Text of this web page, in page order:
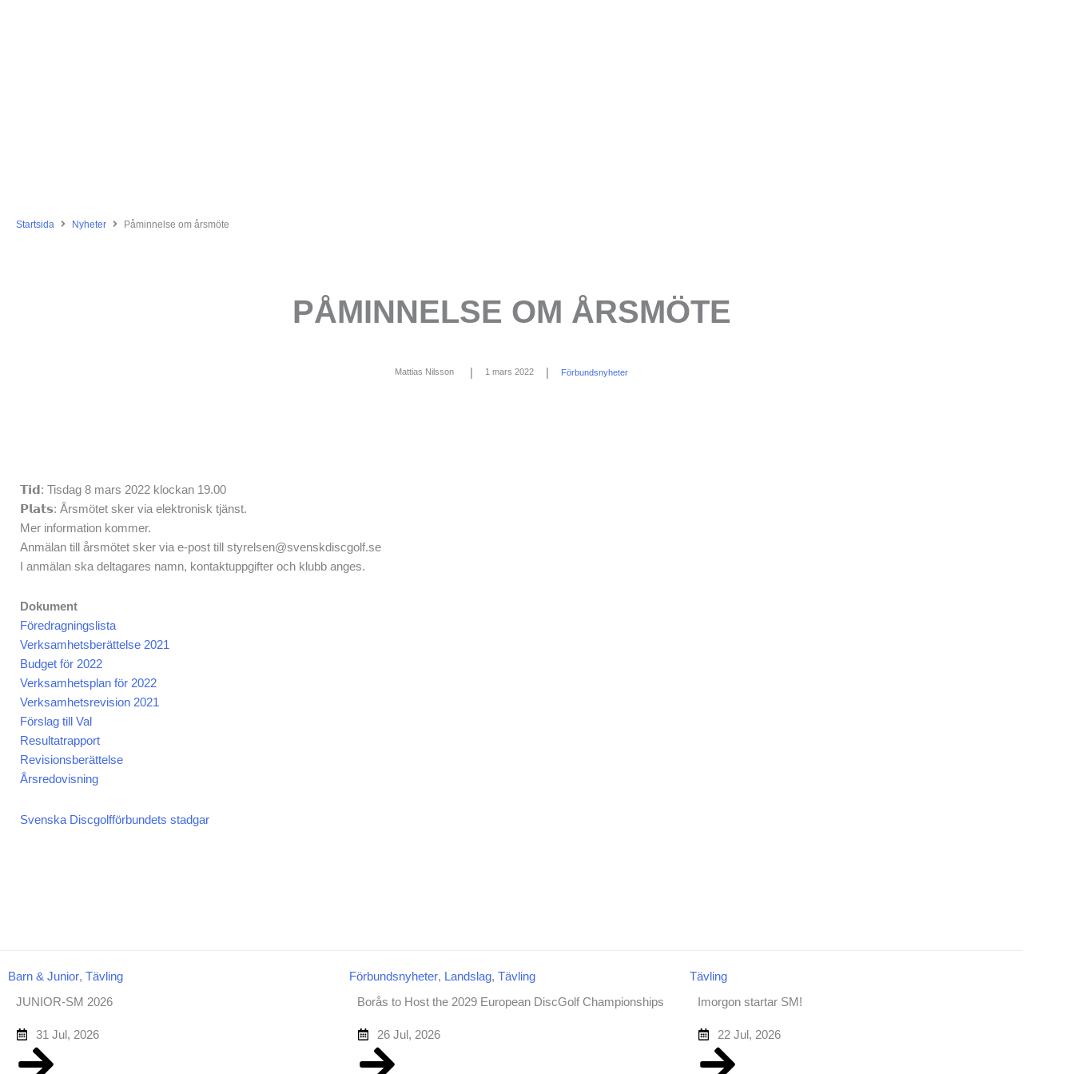
Startsida Nyheter Påminnelse om årsmöte
PÅMINNELSE OM ÅRSMÖTE
Mattias Nilsson | 1 mars 2022 | Förbundsnyheter
𝗧𝗶𝗱: Tisdag 8 mars 2022 klockan 19.00
𝗣𝗹𝗮𝘁𝘀: Årsmötet sker via elektronisk tjänst.
Mer information kommer.
Anmälan till årsmötet sker via e-post till styrelsen@svenskdiscgolf.se
I anmälan ska deltagares namn, kontaktuppgifter och klubb anges.
Dokument
Föredragningslista
Verksamhetsberättelse 2021
Budget för 2022
Verksamhetsplan för 2022
Verksamhetsrevision 2021
Förslag till Val
Resultatrapport
Revisionsberättelse
Årsredovisning
Svenska Discgolfförbundets stadgar
Barn & Junior, Tävling
JUNIOR-SM 2026
31 Jul, 2026
Förbundsnyheter, Landslag, Tävling
Borås to Host the 2029 European DiscGolf Championships
26 Jul, 2026
Tävling
Imorgon startar SM!
22 Jul, 2026